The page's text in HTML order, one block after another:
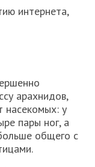
интернета,
арахнидов,
насекомых: у
пары ног, а
общего с